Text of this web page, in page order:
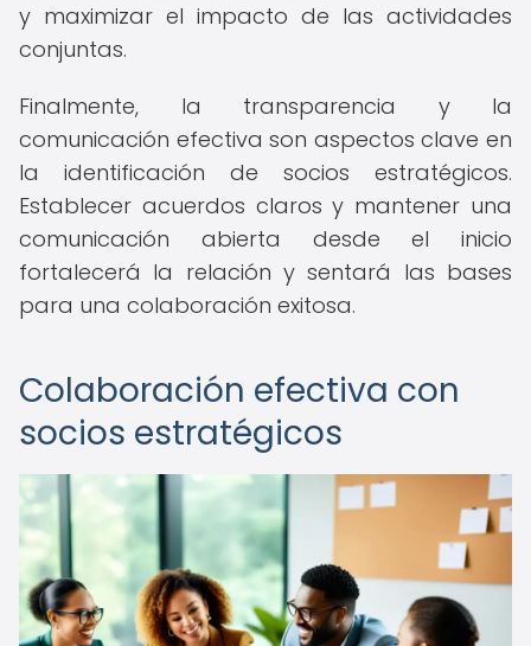
y maximizar el impacto de las actividades
conjuntas.
Finalmente, la transparencia y la
comunicación efectiva son aspectos clave en
la identificación de socios estratégicos.
Establecer acuerdos claros y mantener una
comunicación abierta desde el inicio
fortalecerá la relación y sentará las bases
para una colaboración exitosa.
Colaboración efectiva con
socios estratégicos